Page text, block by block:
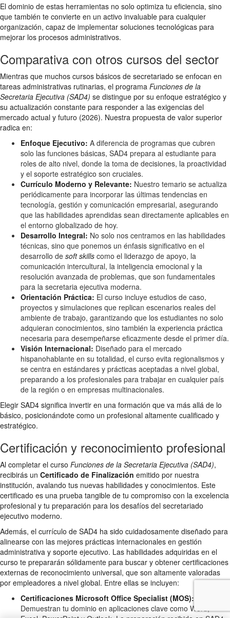
El dominio de estas herramientas no solo optimiza tu eficiencia, sino
que también te convierte en un activo invaluable para cualquier
organización, capaz de implementar soluciones tecnológicas para
mejorar los procesos administrativos.
Comparativa con otros cursos del sector
Mientras que muchos cursos básicos de secretariado se enfocan en
tareas administrativas rutinarias, el programa Funciones de la
Secretaria Ejecutiva (SAD4) se distingue por su enfoque estratégico y
su actualización constante para responder a las exigencias del
mercado actual y futuro (2026). Nuestra propuesta de valor superior
radica en:
Enfoque Ejecutivo: A diferencia de programas que cubren
solo las funciones básicas, SAD4 prepara al estudiante para
roles de alto nivel, donde la toma de decisiones, la proactividad
y el soporte estratégico son cruciales.
Currículo Moderno y Relevante: Nuestro temario se actualiza
periódicamente para incorporar las últimas tendencias en
tecnología, gestión y comunicación empresarial, asegurando
que las habilidades aprendidas sean directamente aplicables en
el entorno globalizado de hoy.
Desarrollo Integral: No solo nos centramos en las habilidades
técnicas, sino que ponemos un énfasis significativo en el
desarrollo de soft skills como el liderazgo de apoyo, la
comunicación intercultural, la inteligencia emocional y la
resolución avanzada de problemas, que son fundamentales
para la secretaria ejecutiva moderna.
Orientación Práctica: El curso incluye estudios de caso,
proyectos y simulaciones que replican escenarios reales del
ambiente de trabajo, garantizando que los estudiantes no solo
adquieran conocimientos, sino también la experiencia práctica
necesaria para desempeñarse eficazmente desde el primer día.
Visión Internacional: Diseñado para el mercado
hispanohablante en su totalidad, el curso evita regionalismos y
se centra en estándares y prácticas aceptadas a nivel global,
preparando a los profesionales para trabajar en cualquier país
de la región o en empresas multinacionales.
Elegir SAD4 significa invertir en una formación que va más allá de lo
básico, posicionándote como un profesional altamente cualificado y
estratégico.
Certificación y reconocimiento profesional
Al completar el curso Funciones de la Secretaria Ejecutiva (SAD4),
recibirás un Certificado de Finalización emitido por nuestra
institución, avalando tus nuevas habilidades y conocimientos. Este
certificado es una prueba tangible de tu compromiso con la excelencia
profesional y tu preparación para los desafíos del secretariado
ejecutivo moderno.
Además, el currículo de SAD4 ha sido cuidadosamente diseñado para
alinearse con las mejores prácticas internacionales en gestión
administrativa y soporte ejecutivo. Las habilidades adquiridas en el
curso te prepararán sólidamente para buscar y obtener certificaciones
externas de reconocimiento universal, que son altamente valoradas
por empleadores a nivel global. Entre ellas se incluyen:
Certificaciones Microsoft Office Specialist (MOS):
Demuestran tu dominio en aplicaciones clave como Word,